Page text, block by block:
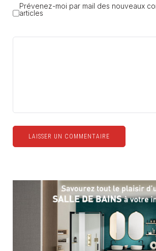
Prévenez-moi par mail des nouveaux
articles